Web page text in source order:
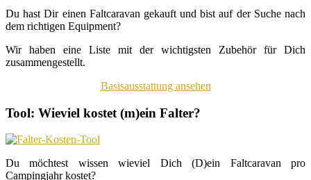
Du hast Dir einen Faltcaravan gekauft und bist auf der Suche nach
dem richtigen Equipment?
Wir haben eine Liste mit der wichtigsten Zubehör für Dich
zusammengestellt.
Basisausstattung ansehen
Tool: Wieviel kostet (m)ein Falter?
Du möchtest wissen wieviel Dich (D)ein Faltcaravan pro
Campingjahr kostet?